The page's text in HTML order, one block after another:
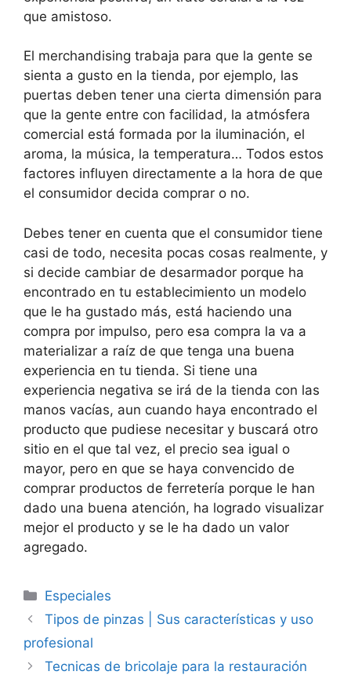
que amistoso.
El merchandising trabaja para que la gente se
sienta a gusto en la tienda, por ejemplo, las
puertas deben tener una cierta dimensión para
que la gente entre con facilidad, la atmósfera
comercial está formada por la iluminación, el
aroma, la música, la temperatura… Todos estos
factores influyen directamente a la hora de que
el consumidor decida comprar o no.
Debes tener en cuenta que el consumidor tiene
casi de todo, necesita pocas cosas realmente, y
si decide cambiar de desarmador porque ha
encontrado en tu establecimiento un modelo
que le ha gustado más, está haciendo una
compra por impulso, pero esa compra la va a
materializar a raíz de que tenga una buena
experiencia en tu tienda. Si tiene una
experiencia negativa se irá de la tienda con las
manos vacías, aun cuando haya encontrado el
producto que pudiese necesitar y buscará otro
sitio en el que tal vez, el precio sea igual o
mayor, pero en que se haya convencido de
comprar productos de ferretería porque le han
dado una buena atención, ha logrado visualizar
mejor el producto y se le ha dado un valor
agregado.
Categorías
Especiales
Tipos de pinzas | Sus características y uso
profesional
Tecnicas de bricolaje para la restauración